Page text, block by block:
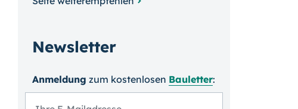
Newsletter
Anmeldung zum kosten­losen Bauletter: